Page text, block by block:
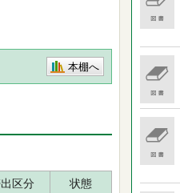
本棚へ
区分
状態